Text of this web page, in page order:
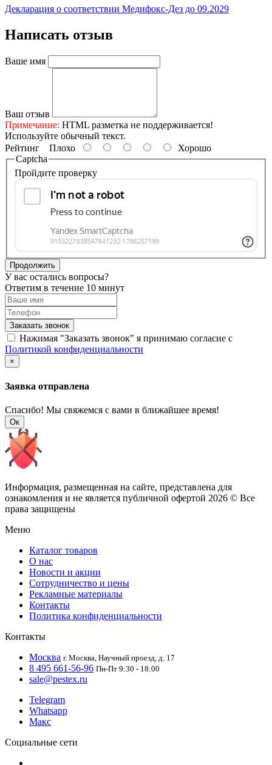
Декларация о соответствии Медифокс-Дез до 09.2029
Написать отзыв
Ваше имя
Ваш отзыв
Примечание: HTML разметка не поддерживается!
Используйте обычный текст.
Рейтинг Плохо
Хорошо
Captcha
Пройдите проверку
Продолжить
У вас остались вопросы?
Ответим в течение 10 минут
Заказать звонок
Нажимая "Заказать звонок" я принимаю согласие с
Политикой конфиденциальности
×
Заявка отправлена
Спасибо! Мы свяжемся с вами в ближайшее время!
Ок
Информация, размещенная на сайте, представлена для
ознакомления и не является публичной офертой 2026 © Все
права защищены
Меню
Каталог товаров
О нас
Новости и акции
Сотрудничество и цены
Рекламные материалы
Контакты
Политика конфиденциальности
Контакты
Москва г. Москва, Научный проезд, д. 17
8 495 661-56-96 Пн-Пт 9:30 - 18:00
sale@pestex.ru
Telegram
Whatsapp
Макс
Социальные сети